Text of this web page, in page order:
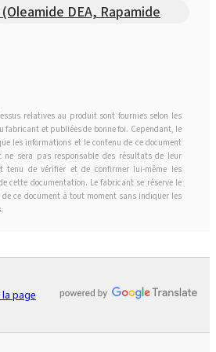
(Oleamide DEA, Rapamide
relatives au produit sont fournies selon les
fabricant et publiées de bonne foi. Cependant, le
les informations et le contenu de ce document
ne sera pas responsable des résultats de leur
tenu de vérifier et de confirmer lui-même les
cette documentation. Le fabricant se réserve le
ce document à tout moment sans indiquer les
page